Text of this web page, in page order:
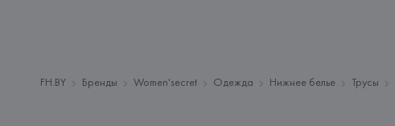
FH.BY Бренды Women'secret Одежда Нижнее белье Трусы